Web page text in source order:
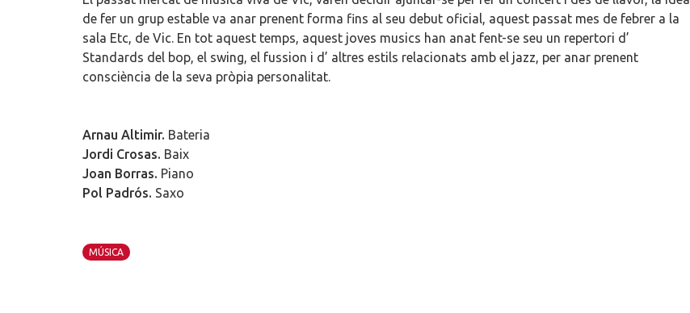
de fer un grup estable va anar prenent forma fins al seu debut oficial, aquest passat mes de febrer a la
sala Etc, de Vic. En tot aquest temps, aquest joves musics han anat fent-se seu un repertori d’
Standards del bop, el swing, el fussion i d’ altres estils relacionats amb el jazz, per anar prenent
consciència de la seva pròpia personalitat.
Arnau Altimir. Bateria
Jordi Crosas. Baix
Joan Borras. Piano
Pol Padrós. Saxo
MÚSICA